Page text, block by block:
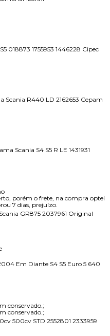
018873 1755953 1446228 Cipec
R440 LD 2162653 Cepam
Scania S4 S5 R LE 1431931
porém o frete, na compra optei
7 dias, prejuízo.
GR875 2037961 Original
Em Diante S4 S5 Euro 5 640
conservado.;
conservado.;
500cv STD 2552801 2333959